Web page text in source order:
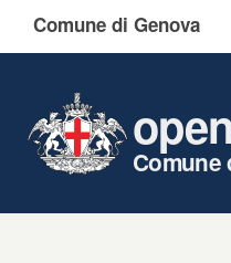
Comune di Genova
Comune